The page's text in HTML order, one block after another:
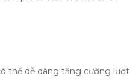
thể dễ dàng tăng cường lượt